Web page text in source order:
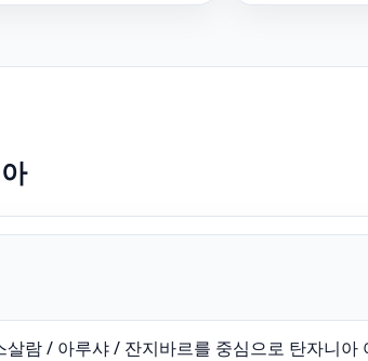
살람 / 아루샤 / 잔지바르를 중심으로 탄자니